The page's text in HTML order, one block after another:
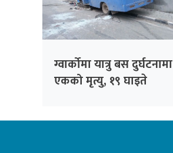
ग्वार्कोमा यात्रु बस दुर्घटनामा
एकको मृत्यु, १९ घाइते